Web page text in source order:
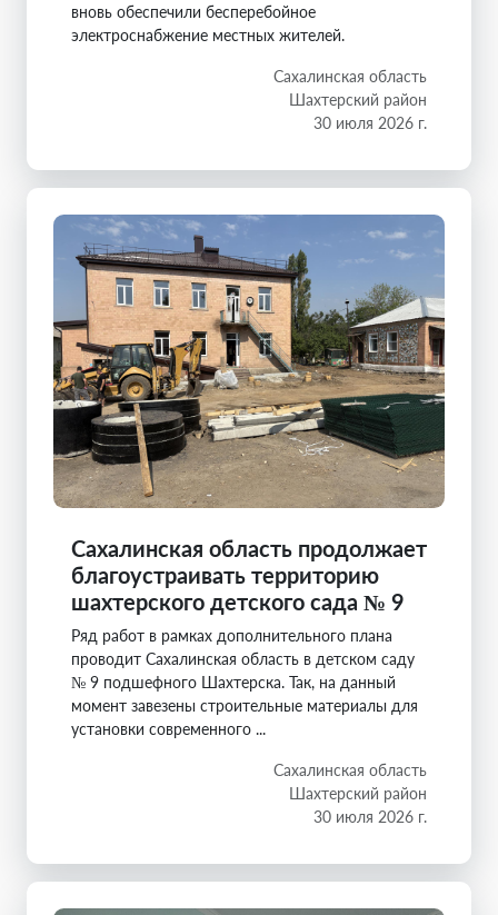
вновь обеспечили бесперебойное
электроснабжение местных жителей.
Сахалинская область
Шахтерский район
30 июля 2026 г.
Сахалинская область продолжает
благоустраивать территорию
шахтерского детского сада № 9
Ряд работ в рамках дополнительного плана
проводит Сахалинская область в детском саду
№ 9 подшефного Шахтерска. Так, на данный
момент завезены строительные материалы для
установки современного ...
Сахалинская область
Шахтерский район
30 июля 2026 г.